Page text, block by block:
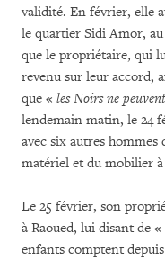
validité. En février, elle
le quartier Sidi Amor,
que le propriétaire, qui
revenu sur leur accord,
que « les Noirs ne
lendemain matin, le 24
avec six autres
matériel et du mobilier à
Le 25 février, son
à Raoued, lui disant de «
enfants comptent